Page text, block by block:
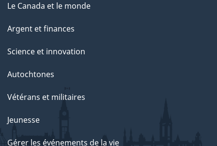
Le Canada et le monde
Argent et finances
Science et innovation
Autochtones
Vétérans et militaires
Jeunesse
Gérer les événements de la vie